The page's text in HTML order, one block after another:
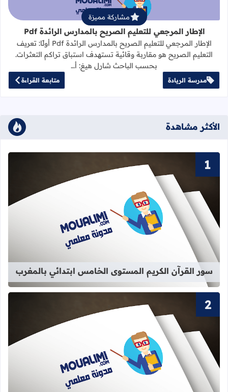
مشاركة مميزة
الإطار المرجعي للتعليم الصريح بالمدارس الرائدة Pdf
الإطار المرجعي للتعليم الصريح بالمدارس الرائدة Pdf أولًا: تعريف
التعليم الصريح هو مقاربة وقائية تستهدف استباق تراكم التعثرات.
بحسب الباحث شارل هيغ: أ…
مدرسة الريادة متابعة القراءة
الأكثر مشاهدة
قراءة المزيد عن سور القرآن
سور القرآن الكريم المستوى الخامس ابتدائي بالمغرب
قراءة المزيد عن سور القرآن